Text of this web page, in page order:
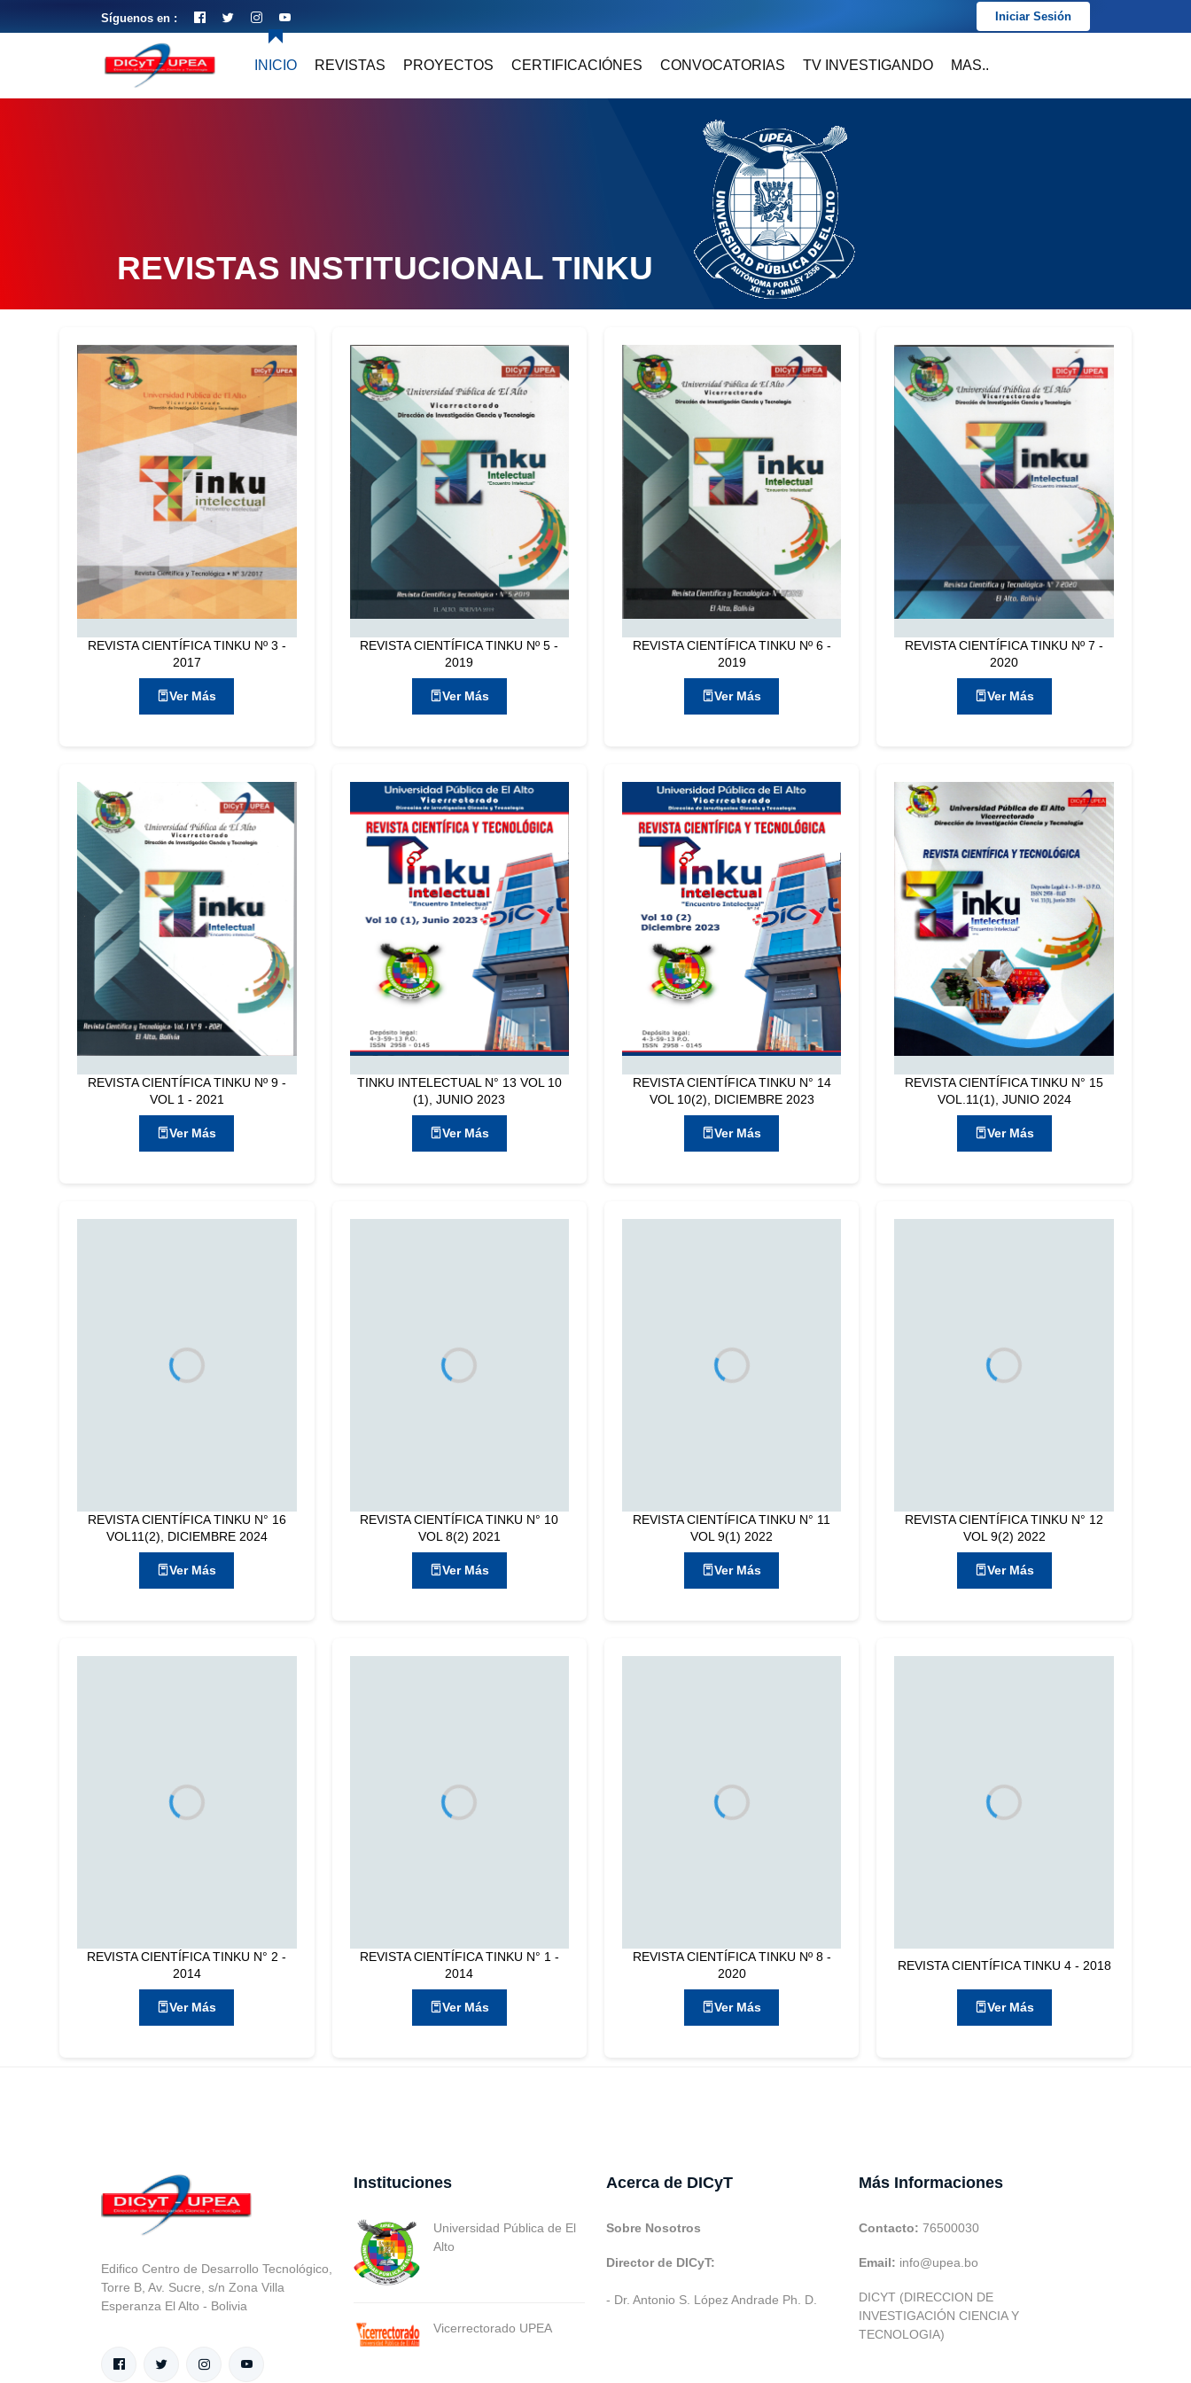
Síguenos en : Iniciar Sesión
INICIO REVISTAS PROYECTOS CERTIFICACIÓNES CONVOCATORIAS TV INVESTIGANDO MAS..
REVISTAS INSTITUCIONAL TINKU
REVISTA CIENTÍFICA TINKU Nº 3 -
2017
Ver Más
REVISTA CIENTÍFICA TINKU Nº 5 -
2019
Ver Más
REVISTA CIENTÍFICA TINKU Nº 6 -
2019
Ver Más
REVISTA CIENTÍFICA TINKU Nº 7 -
2020
Ver Más
REVISTA CIENTÍFICA TINKU Nº 9 -
VOL 1 - 2021
Ver Más
TINKU INTELECTUAL N° 13 VOL 10
(1), JUNIO 2023
Ver Más
REVISTA CIENTÍFICA TINKU N° 14
VOL 10(2), DICIEMBRE 2023
Ver Más
REVISTA CIENTÍFICA TINKU N° 15
VOL.11(1), JUNIO 2024
Ver Más
REVISTA CIENTÍFICA TINKU N° 16
VOL11(2), DICIEMBRE 2024
Ver Más
REVISTA CIENTÍFICA TINKU N° 10
VOL 8(2) 2021
Ver Más
REVISTA CIENTÍFICA TINKU N° 11
VOL 9(1) 2022
Ver Más
REVISTA CIENTÍFICA TINKU N° 12
VOL 9(2) 2022
Ver Más
REVISTA CIENTÍFICA TINKU N° 2 -
2014
Ver Más
REVISTA CIENTÍFICA TINKU N° 1 -
2014
Ver Más
REVISTA CIENTÍFICA TINKU Nº 8 -
2020
Ver Más
REVISTA CIENTÍFICA TINKU 4 - 2018
Ver Más
Edifico Centro de Desarrollo Tecnológico,
Torre B, Av. Sucre, s/n Zona Villa
Esperanza El Alto - Bolivia
Instituciones
Universidad Pública de El
Alto
Vicerrectorado UPEA
Acerca de DICyT
Sobre Nosotros
Director de DICyT:
- Dr. Antonio S. López Andrade Ph. D.
Más Informaciones
Contacto: 76500030
Email: info@upea.bo
DICYT (DIRECCION DE
INVESTIGACIÓN CIENCIA Y
TECNOLOGIA)